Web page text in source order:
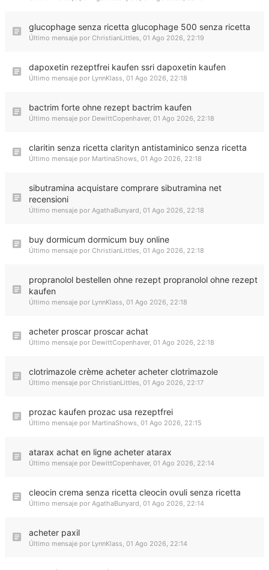
glucophage senza ricetta glucophage 500 senza ricetta
Último mensaje por ChristianLittles, 01 Ago 2026, 22:19
dapoxetin rezeptfrei kaufen ssri dapoxetin kaufen
Último mensaje por LynnKlass, 01 Ago 2026, 22:18
bactrim forte ohne rezept bactrim kaufen
Último mensaje por DewittCopenhaver, 01 Ago 2026, 22:18
claritin senza ricetta clarityn antistaminico senza ricetta
Último mensaje por MartinaShows, 01 Ago 2026, 22:18
sibutramina acquistare comprare sibutramina net
recensioni
Último mensaje por AgathaBunyard, 01 Ago 2026, 22:18
buy dormicum dormicum buy online
Último mensaje por ChristianLittles, 01 Ago 2026, 22:18
propranolol bestellen ohne rezept propranolol ohne rezept
kaufen
Último mensaje por LynnKlass, 01 Ago 2026, 22:18
acheter proscar proscar achat
Último mensaje por DewittCopenhaver, 01 Ago 2026, 22:18
clotrimazole crème acheter acheter clotrimazole
Último mensaje por ChristianLittles, 01 Ago 2026, 22:17
prozac kaufen prozac usa rezeptfrei
Último mensaje por MartinaShows, 01 Ago 2026, 22:15
atarax achat en ligne acheter atarax
Último mensaje por DewittCopenhaver, 01 Ago 2026, 22:14
cleocin crema senza ricetta cleocin ovuli senza ricetta
Último mensaje por AgathaBunyard, 01 Ago 2026, 22:14
acheter paxil
Último mensaje por LynnKlass, 01 Ago 2026, 22:14